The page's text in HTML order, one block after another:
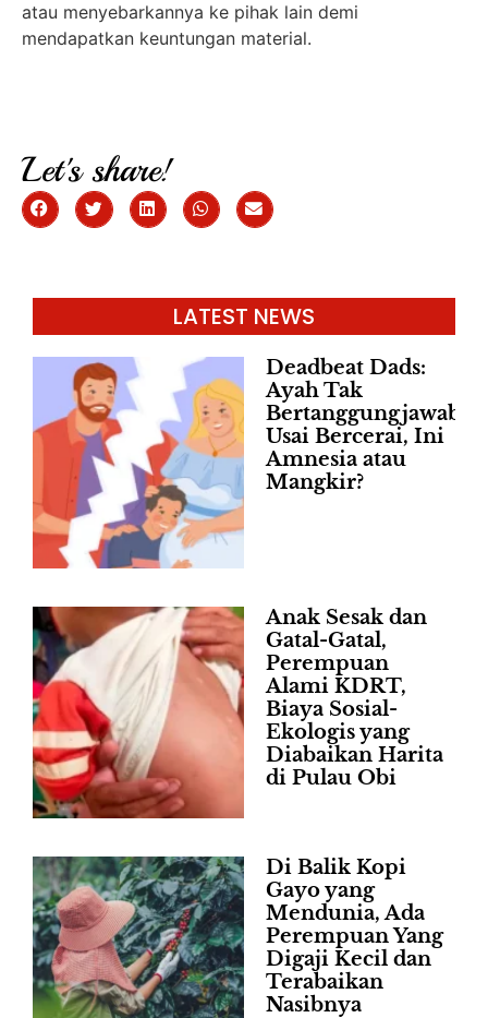
atau menyebarkannya ke pihak lain demi
mendapatkan keuntungan material.
Let's share!
LATEST NEWS
Deadbeat Dads:
Ayah Tak
Bertanggungjawab
Usai Bercerai, Ini
Amnesia atau
Mangkir?
Anak Sesak dan
Gatal-Gatal,
Perempuan
Alami KDRT,
Biaya Sosial-
Ekologis yang
Diabaikan Harita
di Pulau Obi
Di Balik Kopi
Gayo yang
Mendunia, Ada
Perempuan Yang
Digaji Kecil dan
Terabaikan
Nasibnya